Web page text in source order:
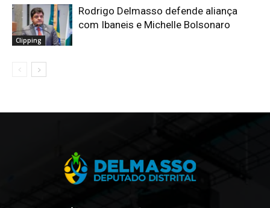
Clipping
Rodrigo Delmasso defende aliança
com Ibaneis e Michelle Bolsonaro